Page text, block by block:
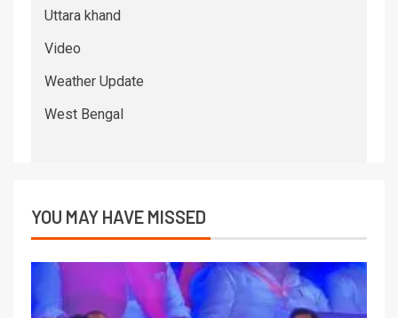
Uttara khand
Video
Weather Update
West Bengal
YOU MAY HAVE MISSED